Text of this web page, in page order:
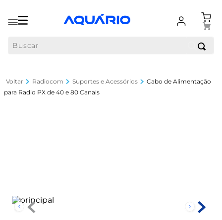
Radiocom Suportes e Acessórios
Cabo de Alimentação
para Radio PX de 40 e 80 Canais